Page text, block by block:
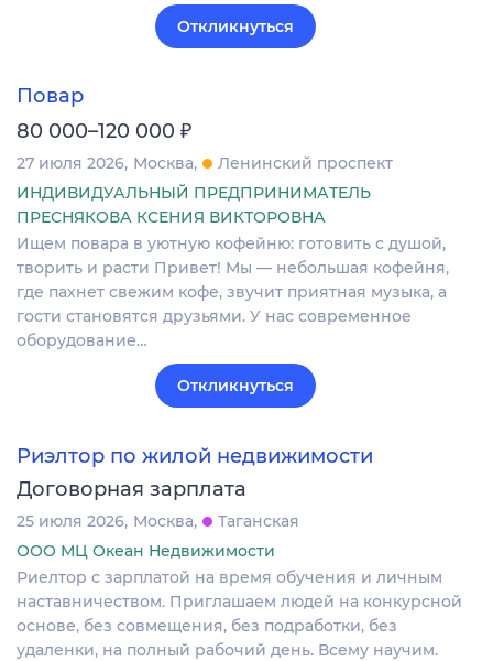
Откликнуться
Повар
80 000–120 000 ₽
27 июля 2026 Москва
Ленинский проспект
ИНДИВИДУАЛЬНЫЙ ПРЕДПРИНИМАТЕЛЬ
ПРЕСНЯКОВА КСЕНИЯ ВИКТОРОВНА
Ищем повара в уютную кофейню: готовить с душой,
творить и расти Привет! Мы — небольшая кофейня,
где пахнет свежим кофе, звучит приятная музыка, а
гости становятся друзьями. У нас современное
оборудование…
Откликнуться
Риэлтор по жилой недвижимости
Договорная зарплата
25 июля 2026 Москва
Таганская
ООО МЦ Океан Недвижимости
Риелтор с зарплатой на время обучения и личным
наставничеством. Приглашаем людей на конкурсной
основе, без совмещения, без подработки, без
удаленки, на полный рабочий день. Всему научим.